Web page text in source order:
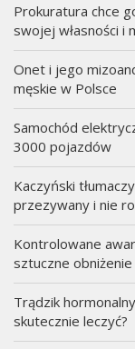
Prokuratura chce
swojej własności i
Onet i jego
męskie w Polsce
Samochód
3000 pojazdów
Kaczyński
przezywany i nie
Kontrolowane
sztuczne
Trądzik
skutecznie leczyć?